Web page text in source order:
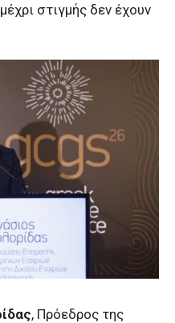
στιγμής δεν έχουν
, Πρόεδρος της